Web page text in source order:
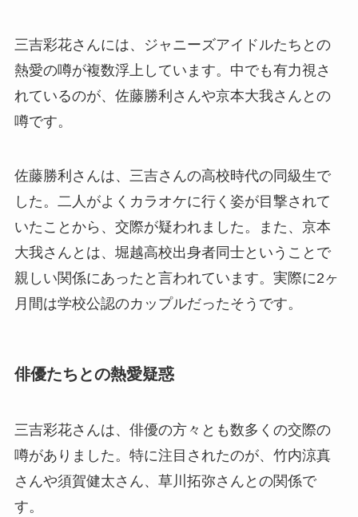
三吉彩花さんには、ジャニーズアイドルたちとの
熱愛の噂が複数浮上しています。中でも有力視さ
れているのが、佐藤勝利さんや京本大我さんとの
噂です。
佐藤勝利さんは、三吉さんの高校時代の同級生で
した。二人がよくカラオケに行く姿が目撃されて
いたことから、交際が疑われました。また、京本
大我さんとは、堀越高校出身者同士ということで
親しい関係にあったと言われています。実際に2ヶ
月間は学校公認のカップルだったそうです。
俳優たちとの熱愛疑惑
三吉彩花さんは、俳優の方々とも数多くの交際の
噂がありました。特に注目されたのが、竹内涼真
さんや須賀健太さん、草川拓弥さんとの関係で
す。